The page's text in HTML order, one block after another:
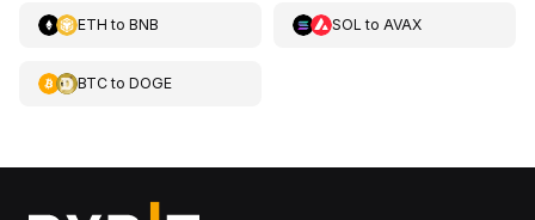
ETH to BNB SOL to AVAX
BTCto DOGE